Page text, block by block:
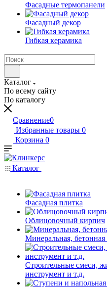
Фасадные термопанели
Фасадный декор
Гибкая керамика
Каталог
По всему сайту
По каталогу
Сравнение0
Избранные товары 0
Корзина 0
Каталог
Фасадная плитка
Облицовочный кирпич
Минеральная, бетонная
Строительные смеси,
инструмент и т.д.